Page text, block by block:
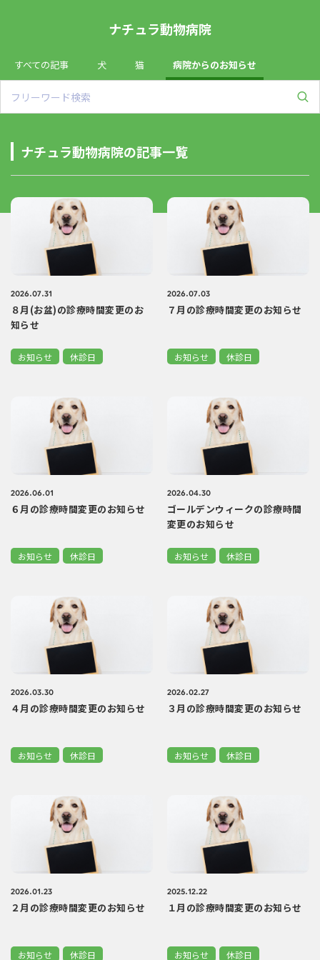
ナチュラ動物病院
すべての記事 犬 猫 病院からのお知らせ
ナチュラ動物病院の記事一覧
2026.07.31
８月(お盆)の診療時間変更のお
知らせ
お知らせ 休診日
2026.07.03
７月の診療時間変更のお知らせ
お知らせ 休診日
2026.06.01
６月の診療時間変更のお知らせ
お知らせ 休診日
2026.04.30
ゴールデンウィークの診療時間
変更のお知らせ
お知らせ 休診日
2026.03.30
４月の診療時間変更のお知らせ
お知らせ 休診日
2026.02.27
３月の診療時間変更のお知らせ
お知らせ 休診日
2026.01.23
２月の診療時間変更のお知らせ
お知らせ 休診日
2025.12.22
１月の診療時間変更のお知らせ
お知らせ 休診日